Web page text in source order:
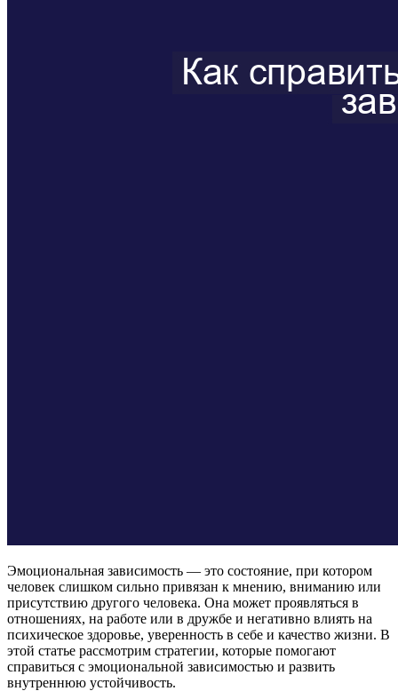
Эмоциональная зависимость — это состояние, при котором
человек слишком сильно привязан к мнению, вниманию или
присутствию другого человека. Она может проявляться в
отношениях, на работе или в дружбе и негативно влиять на
психическое здоровье, уверенность в себе и качество жизни. В
этой статье рассмотрим стратегии, которые помогают
справиться с эмоциональной зависимостью и развить
внутреннюю устойчивость.